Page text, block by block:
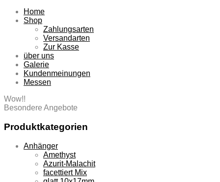
Home
Shop
Zahlungsarten
Versandarten
Zur Kasse
über uns
Galerie
Kundenmeinungen
Messen
Wow!!
Besondere Angebote
Produktkategorien
Anhänger
Amethyst
Azurit-Malachit
facettiert Mix